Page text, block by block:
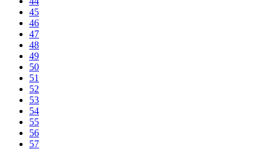
45
46
47
48
49
50
51
52
53
54
55
56
57